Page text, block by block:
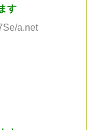
す
a.net